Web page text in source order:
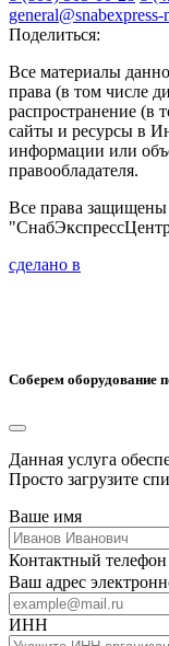
general@snabexpress-
Поделиться:
Все материалы
права (в том числе
распространение (в
сайты и ресурсы в
информации или
правообладателя.
Все права
сделано в
Соберем оборудование
Данная услуга
Просто загрузите
Ваше имя
Контактный телефон
Ваш адрес
ИНН